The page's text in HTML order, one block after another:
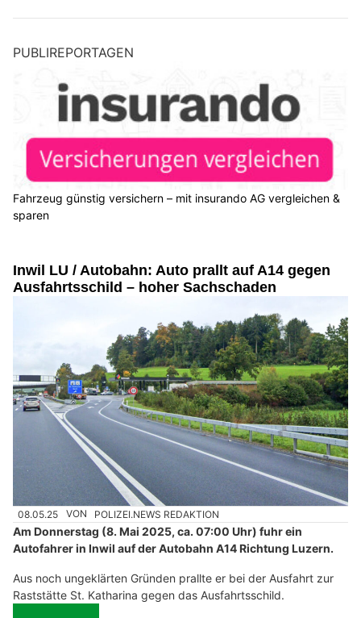
PUBLIREPORTAGEN
Fahrzeug günstig versichern – mit insurando AG vergleichen &
sparen
Inwil LU / Autobahn: Auto prallt auf A14 gegen
Ausfahrtsschild – hoher Sachschaden
08.05.25 VON POLIZEI.NEWS REDAKTION
Am Donnerstag (8. Mai 2025, ca. 07:00 Uhr) fuhr ein
Autofahrer in Inwil auf der Autobahn A14 Richtung Luzern.
Aus noch ungeklärten Gründen prallte er bei der Ausfahrt zur
Raststätte St. Katharina gegen das Ausfahrtsschild.